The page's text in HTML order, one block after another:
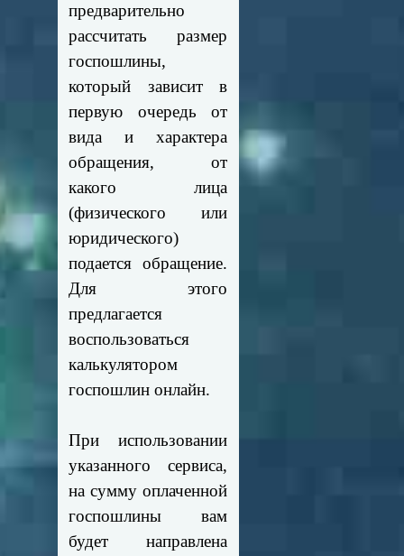
предварительно
рассчитать размер
госпошлины,
который зависит в
первую очередь от
вида и характера
обращения, от
какого лица
(физического или
юридического)
подается обращение.
Для этого
предлагается
воспользоваться
калькулятором
госпошлин онлайн.
При использовании
указанного сервиса,
на сумму оплаченной
госпошлины вам
будет направлена